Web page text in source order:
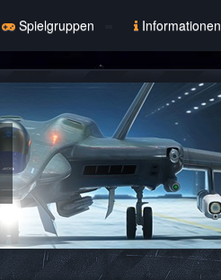
Spielgruppen Informationen